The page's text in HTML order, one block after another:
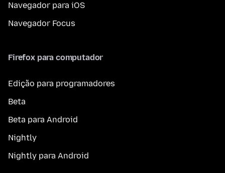
Navegador para iOS
Navegador Focus
Firefox para computador
Edição para programadores
Beta
Beta para Android
Nightly
Nightly para Android